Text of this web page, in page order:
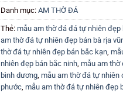
Danh mục: AM THỜ ĐÁ
Thẻ: mẫu am thờ đá đá tự nhiên đẹp
am thờ đá tự nhiên đẹp bán bà rịa
thờ đá tự nhiên đẹp bán bắc kạn
nhiên đẹp bán bắc ninh mẫu am thờ
bình dương mẫu am thờ đá tự nhiên
phước mẫu am thờ đá tự nhiên đẹp